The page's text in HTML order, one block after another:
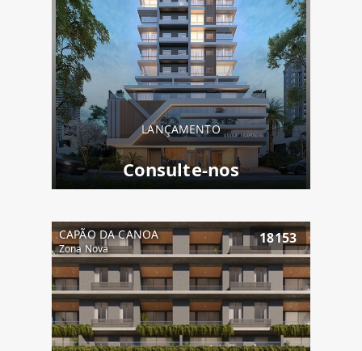
LANÇAMENTO
Consulte-nos
CAPÃO DA CANOA
Zona Nova
18153